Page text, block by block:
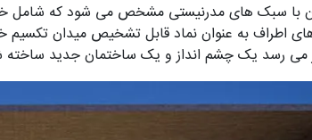
با سبک های مدرنیستی مشخص می شود که شامل
می رسد یک چشم انداز و یک ساختمان جدید